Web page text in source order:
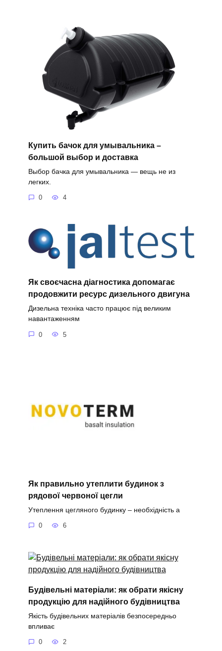
Купить бачок для умывальника –
большой выбор и доставка
Выбор бачка для умывальника — вещь не из
легких.
0 4
Як своєчасна діагностика допомагає
продовжити ресурс дизельного двигуна
Дизельна техніка часто працює під великим
навантаженням
0 5
Як правильно утеплити будинок з
рядової червоної цегли
Утеплення цегляного будинку – необхідність а
0 6
Будівельні матеріали: як обрати якісну
продукцію для надійного будівництва
Якість будівельних матеріалів безпосередньо
впливає
0 2